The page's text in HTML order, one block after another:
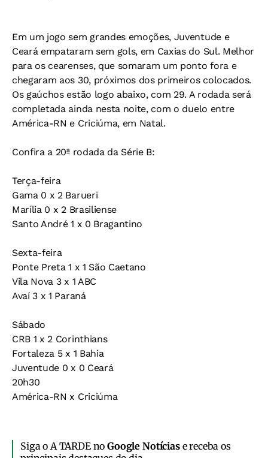
Em um jogo sem grandes emoções, Juventude e
Ceará empataram sem gols, em Caxias do Sul. Melhor
para os cearenses, que somaram um ponto fora e
chegaram aos 30, próximos dos primeiros colocados.
Os gaúchos estão logo abaixo, com 29. A rodada será
completada ainda nesta noite, com o duelo entre
América-RN e Criciúma, em Natal.
Confira a 20ª rodada da Série B:
Terça-feira
Gama 0 x 2 Barueri
Marília 0 x 2 Brasiliense
Santo André 1 x 0 Bragantino
Sexta-feira
Ponte Preta 1 x 1 São Caetano
Vila Nova 3 x 1 ABC
Avaí 3 x 1 Paraná
Sábado
CRB 1 x 2 Corinthians
Fortaleza 5 x 1 Bahia
Juventude 0 x 0 Ceará
20h30
América-RN x Criciúma
Siga o A TARDE noGoogle Notíciase receba os